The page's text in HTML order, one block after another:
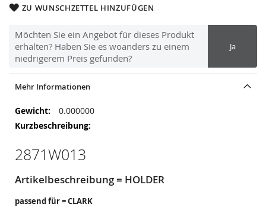
ZU WUNSCHZETTEL HINZUFÜGEN
Möchten Sie ein Angebot für dieses Produkt
erhalten? Haben Sie es woanders zu einem
niedrigerem Preis gefunden?
Ja
Mehr Informationen
Mehr
Informationen
0.000000
2871W013
Artikelbeschreibung = HOLDER
passend für = CLARK